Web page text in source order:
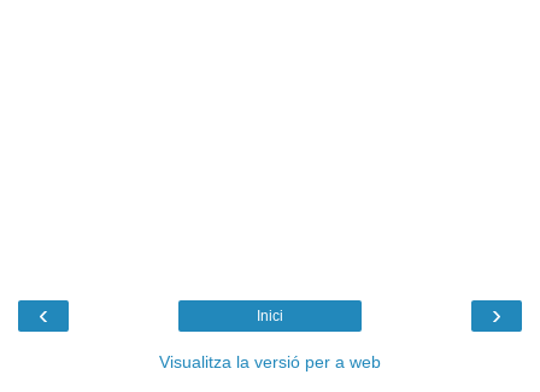
‹ ›
Inici
Visualitza la versió per a web